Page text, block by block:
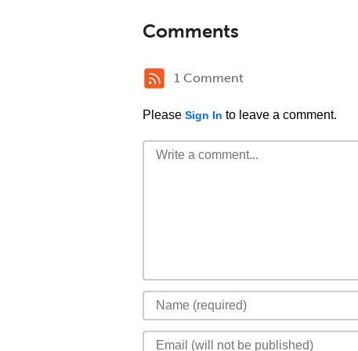
Comments
1 Comment
Please Sign In to leave a comment.